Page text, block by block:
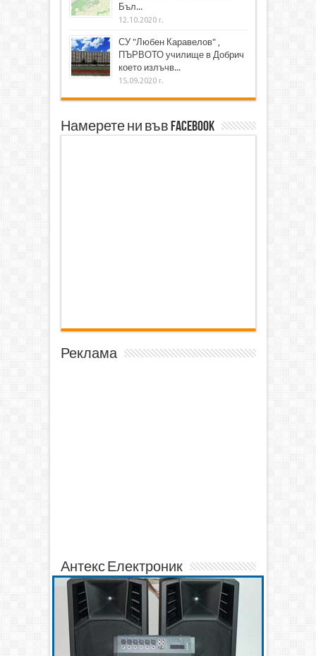
Бъл...
12.10.2020 г.
СУ "Любен Каравелов" ,
ПЪРВОТО училище в Добрич
което излъчв...
15.09.2020 г.
Намерете ни във Facebook
Реклама
Антекс Електроник